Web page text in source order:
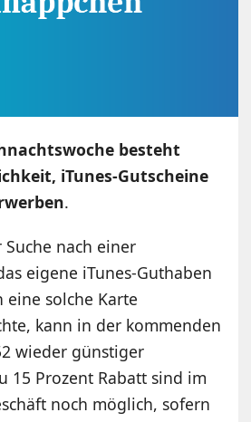
besteht
iTunes-Gutscheine
.
nach einer
eigene iTunes-Guthaben
solche Karte
kann in der kommenden
wieder günstiger
15 Prozent Rabatt sind im
noch möglich, sofern